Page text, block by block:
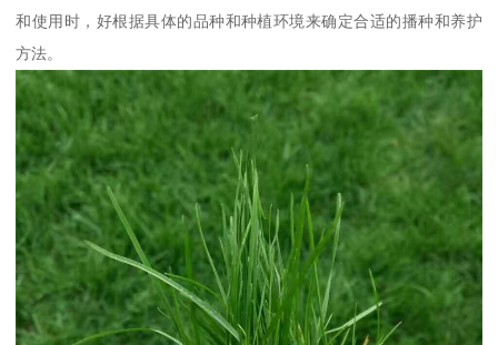
和使用时，好根据具体的品种和种植环境来确定合适的播种和养护
方法。